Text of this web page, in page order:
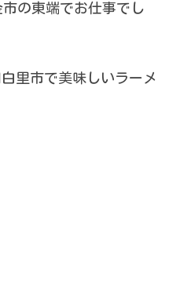
の東端でお仕事でし
里市で美味しいラーメ